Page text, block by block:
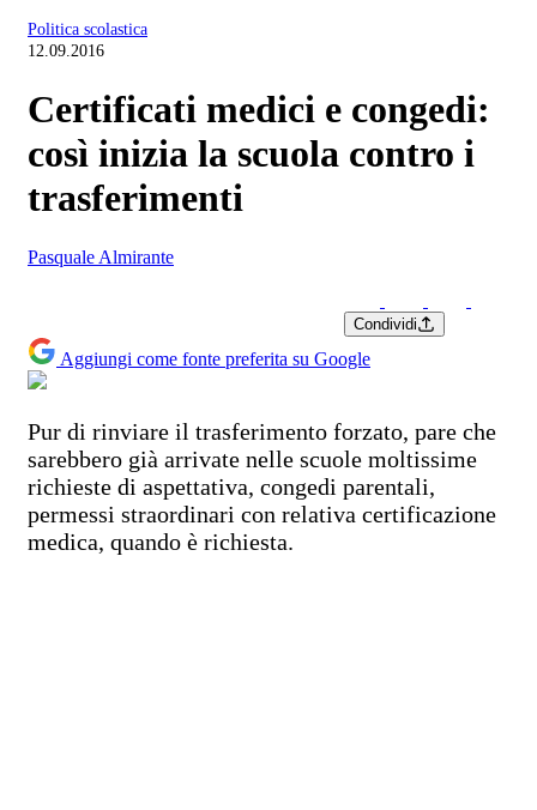
Politica scolastica
12.09.2016
Certificati medici e congedi:
così inizia la scuola contro i
trasferimenti
Pasquale Almirante
Condividi
Aggiungi come fonte preferita su Google
Pur di rinviare il trasferimento forzato, pare che
sarebbero già arrivate nelle scuole moltissime
richieste di aspettativa, congedi parentali,
permessi straordinari con relativa certificazione
medica, quando è richiesta.